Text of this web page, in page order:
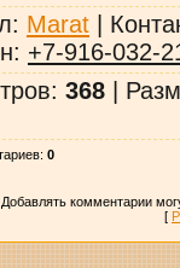
: Marat|
: +7-916-032-
: 368|
: 0
Добавлять комментарии
[